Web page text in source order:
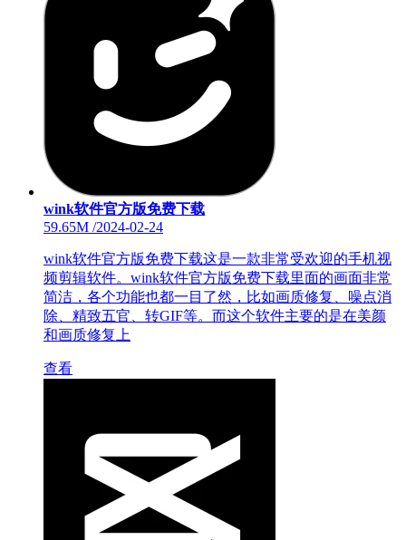
wink软件官方版免费下载
59.65M /2024-02-24
wink软件官方版免费下载这是一款非常受欢迎的手机视
频剪辑软件。wink软件官方版免费下载里面的画面非常
简洁，各个功能也都一目了然，比如画质修复、噪点消
除、精致五官、转GIF等。而这个软件主要的是在美颜
和画质修复上
查看